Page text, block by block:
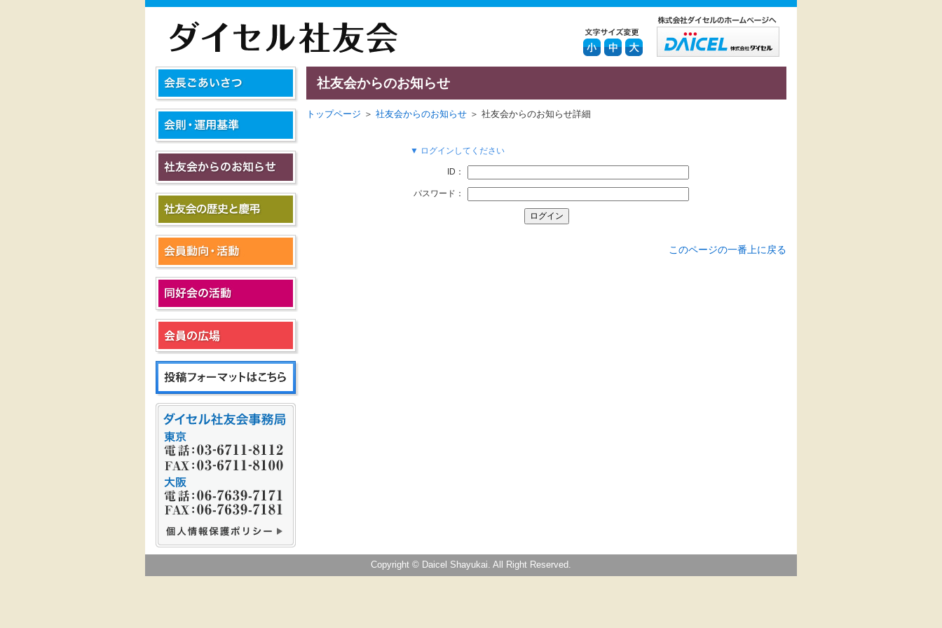
社友会からのお知らせ
トップページ ＞ 社友会からのお知らせ ＞ 社友会からのお知らせ詳細
▼ ログインしてください
ID：
パスワード：
このページの一番上に戻る
Copyright © Daicel Shayukai. All Right Reserved.